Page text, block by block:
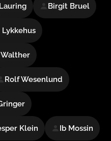
Birgit Bruel
Lykkehus
Rolf Wesenlund
Klein Ib Mossin